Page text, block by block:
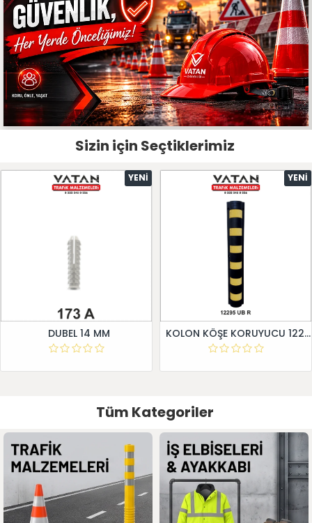
Sizin için Seçtiklerimiz
YENI
DUBEL 14 MM
YENI
KOLON KÖŞE KORUYUCU 12295 UB R
Tüm Kategoriler